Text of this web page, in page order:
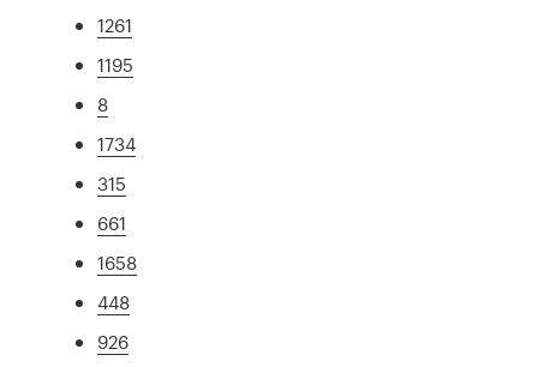
1261
1195
8
1734
315
661
1658
448
926